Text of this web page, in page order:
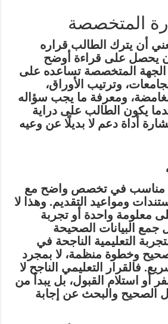
المتخصصة
أن يترك الطالب قراره
يحصل على قراءة أوضح
الجهة المتخصصة تساعده على
وترتيب الأوراق،
ومعرفة ما يجب سؤاله
يكون الطالب على دراية
أداة دعم لا بديلًا عن وعيه
مناسب في تخصص واضح مع
ومواعيد التقديم. وهذا لا
معلومة واحدة أو تجربة
جمع البيانات الصحيحة
التعليمية الناجحة في
وخطوة منظمة، لا بمجرد
فالقرار التعليمي الناجح لا
أو استلام القبول، بل يبدأ من
الصحيح والبحث عن إجابة